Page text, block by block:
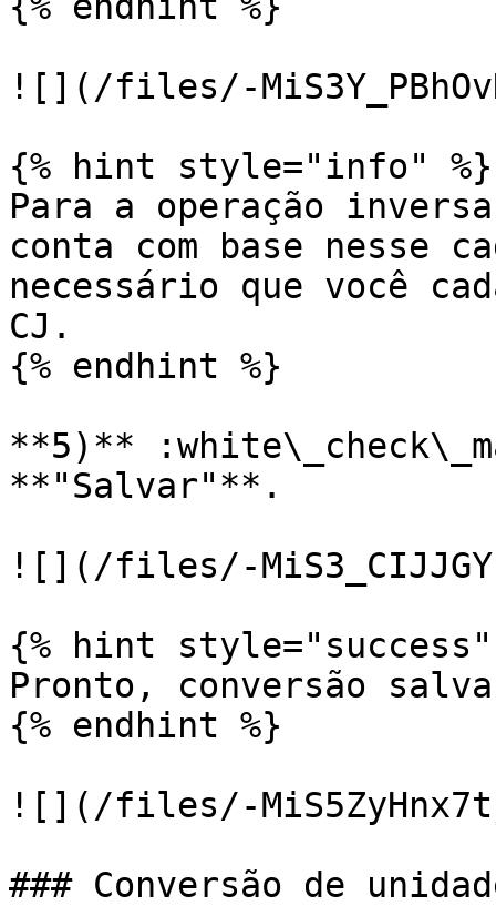
![](/files/-
{% hint style="info" %}
Para a operação
conta com base nesse
necessário que você
CJ.
{% endhint %}
**5)**
**"Salvar"**.
![](/files/-
{% hint style="success"
Pronto, conversão
{% endhint %}
![](/files/-
### Conversão de